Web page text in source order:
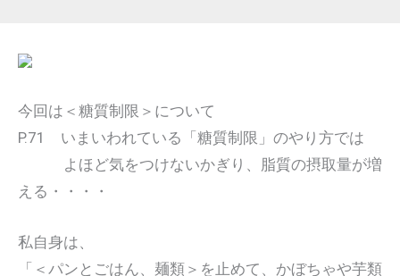
今回は＜糖質制限＞について
P.71 いまいわれている「糖質制限」のやり方では
よほど気をつけないかぎり、脂質の摂取量が増
える・・・・
私自身は、
「＜パンとごはん、麺類＞を止めて、かぼちゃや芋類